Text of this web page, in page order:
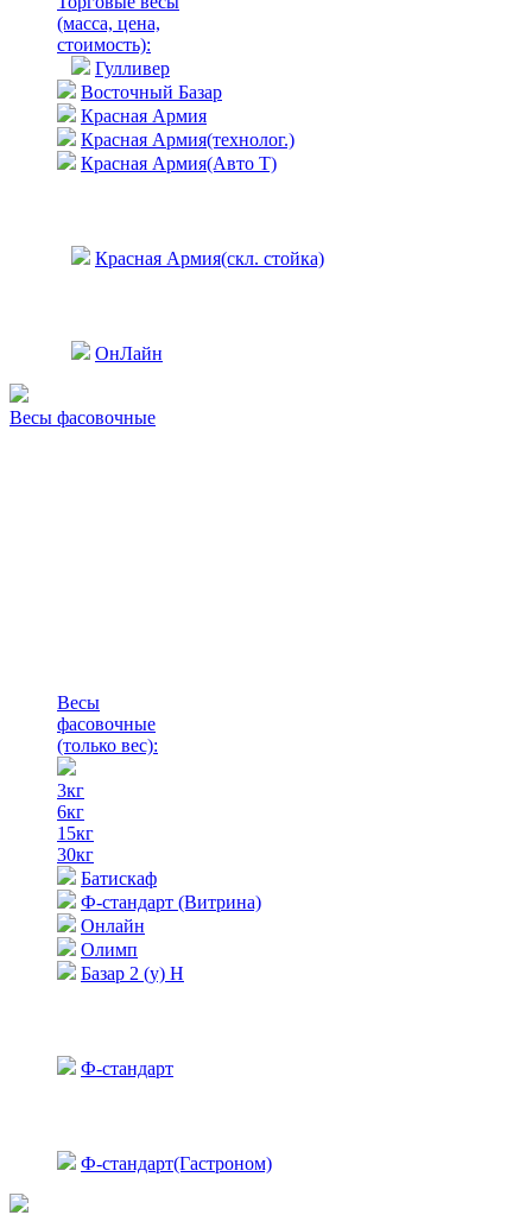
(масса, цена,
стоимость):
Гулливер
Восточный Базар
Красная Армия
Красная Армия(технолог.)
Красная Армия(Авто Т)
Красная Армия(скл. стойка)
ОнЛайн
Весы фасовочные
Весы
фасовочные
(только вес):
3кг
6кг
15кг
30кг
Батискаф
Ф-стандарт (Витрина)
Онлайн
Олимп
Базар 2 (у) Н
Ф-стандарт
Ф-стандарт(Гастроном)